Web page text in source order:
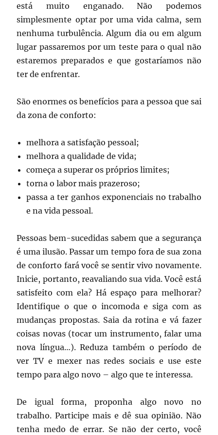
está muito enganado. Não podemos
simplesmente optar por uma vida calma, sem
nenhuma turbulência. Algum dia ou em algum
lugar passaremos por um teste para o qual não
estaremos preparados e que gostaríamos não
ter de enfrentar.
São enormes os benefícios para a pessoa que sai
da zona de conforto:
melhora a satisfação pessoal;
melhora a qualidade de vida;
começa a superar os próprios limites;
torna o labor mais prazeroso;
passa a ter ganhos exponenciais no trabalho
e na vida pessoal.
Pessoas bem-sucedidas sabem que a segurança
é uma ilusão. Passar um tempo fora de sua zona
de conforto fará você se sentir vivo novamente.
Inicie, portanto, reavaliando sua vida. Você está
satisfeito com ela? Há espaço para melhorar?
Identifique o que o incomoda e siga com as
mudanças propostas. Saia da rotina e vá fazer
coisas novas (tocar um instrumento, falar uma
nova língua…). Reduza também o período de
ver TV e mexer nas redes sociais e use este
tempo para algo novo – algo que te interessa.
De igual forma, proponha algo novo no
trabalho. Participe mais e dê sua opinião. Não
tenha medo de errar. Se não der certo, você